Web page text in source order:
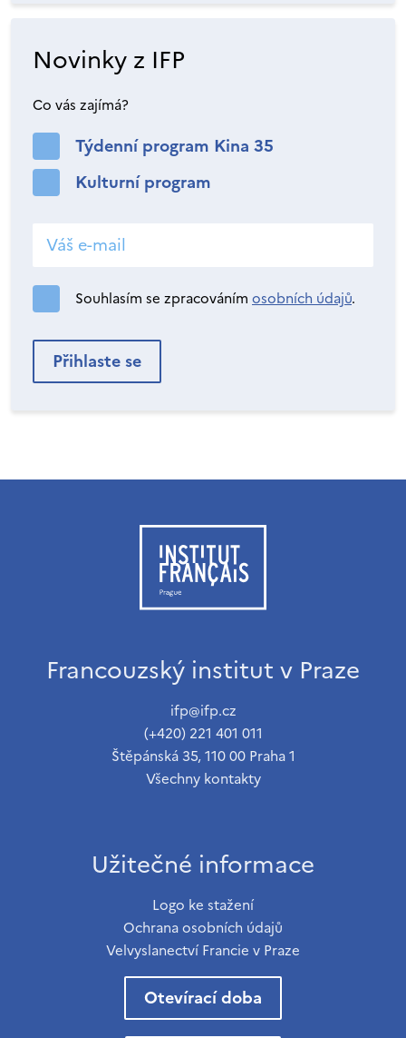
Novinky z IFP
Co vás zajímá?
Týdenní program Kina 35
Kulturní program
Souhlasím se zpracováním osobních údajů.
Francouzský institut v Praze
ifp@ifp.cz
(+420) 221 401 011
Štěpánská 35, 110 00 Praha 1
Všechny kontakty
Užitečné informace
Logo ke stažení
Ochrana osobních údajů
Velvyslanectví Francie v Praze
Otevírací doba